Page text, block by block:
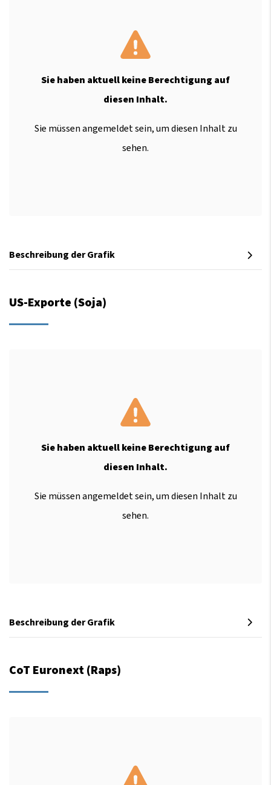
Sie haben aktuell keine Berechtigung auf
diesen Inhalt.
Sie müssen angemeldet sein, um diesen Inhalt zu
sehen.
Beschreibung der Grafik
US-Exporte (Soja)
Sie haben aktuell keine Berechtigung auf
diesen Inhalt.
Sie müssen angemeldet sein, um diesen Inhalt zu
sehen.
Beschreibung der Grafik
CoT Euronext (Raps)